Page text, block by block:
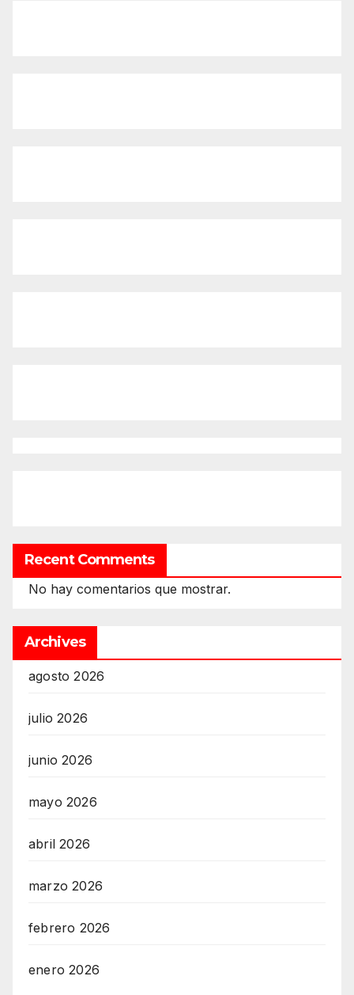
Recent Comments
No hay comentarios que mostrar.
Archives
agosto 2026
julio 2026
junio 2026
mayo 2026
abril 2026
marzo 2026
febrero 2026
enero 2026